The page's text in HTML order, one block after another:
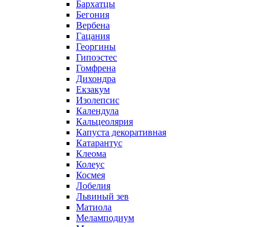
Бархатцы
Бегония
Вербена
Гацания
Георгины
Гипоэстес
Гомфрена
Дихондра
Екзакум
Изолепсис
Календула
Кальцеолярия
Капуста декоративная
Катарантус
Клеома
Колеус
Космея
Лобелия
Львиный зев
Матиола
Меламподиум